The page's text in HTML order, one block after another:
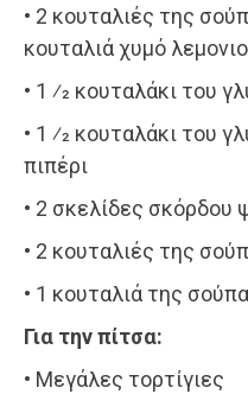
• 2 κουταλιές της
κουταλιά χυμό
• 1 ⁄2 κουταλάκι του
• 1 ⁄2 κουταλάκι του
πιπέρι
• 2 σκελίδες σκόρδου
• 2 κουταλιές της
• 1 κουταλιά της
Για την πίτσα:
• Μεγάλες τορτίγιες